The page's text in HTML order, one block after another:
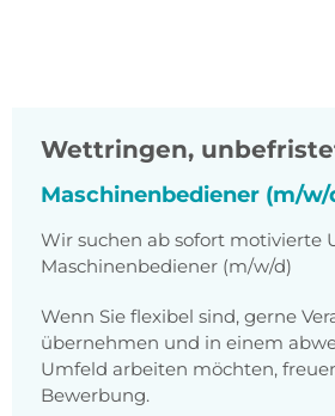
Wettringen,
Maschinenbediener (m/w/
Wir suchen ab sofort motivierte
Maschinenbediener (m/w/d)
Wenn Sie flexibel sind, gerne
übernehmen und in einem
Umfeld arbeiten möchten,
Bewerbung.